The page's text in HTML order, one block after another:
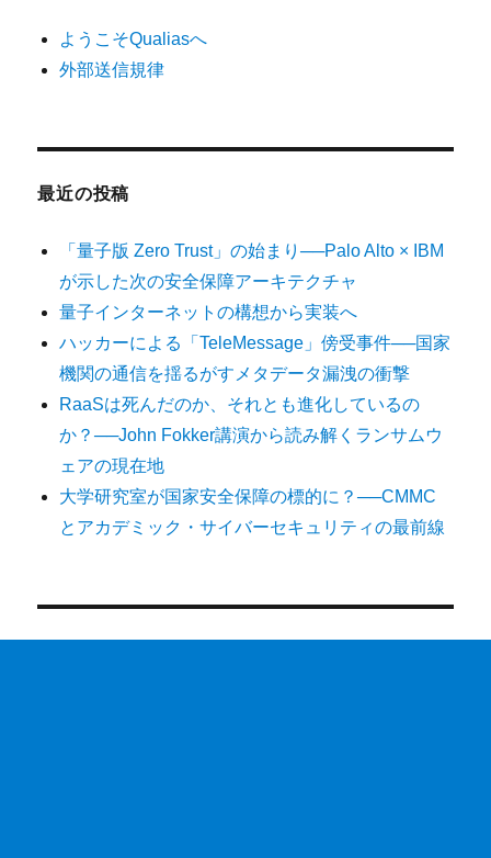
ようこそQualiasへ
外部送信規律
最近の投稿
「量子版 Zero Trust」の始まり──Palo Alto × IBM
が示した次の安全保障アーキテクチャ
量子インターネットの構想から実装へ
ハッカーによる「TeleMessage」傍受事件──国家
機関の通信を揺るがすメタデータ漏洩の衝撃
RaaSは死んだのか、それとも進化しているの
か？──John Fokker講演から読み解くランサムウ
ェアの現在地
大学研究室が国家安全保障の標的に？──CMMC
とアカデミック・サイバーセキュリティの最前線